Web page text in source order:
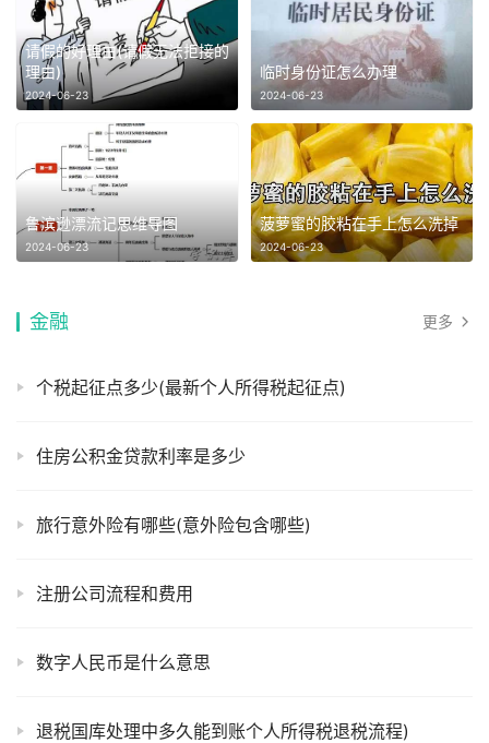
请假的好理由(请假无法拒接的
理由)
2024-06-23
临时身份证怎么办理
2024-06-23
鲁滨逊漂流记思维导图
2024-06-23
菠萝蜜的胶粘在手上怎么洗掉
2024-06-23
金融 更多
个税起征点多少(最新个人所得税起征点)
住房公积金贷款利率是多少
旅行意外险有哪些(意外险包含哪些)
注册公司流程和费用
数字人民币是什么意思
退税国库处理中多久能到账个人所得税退税流程)